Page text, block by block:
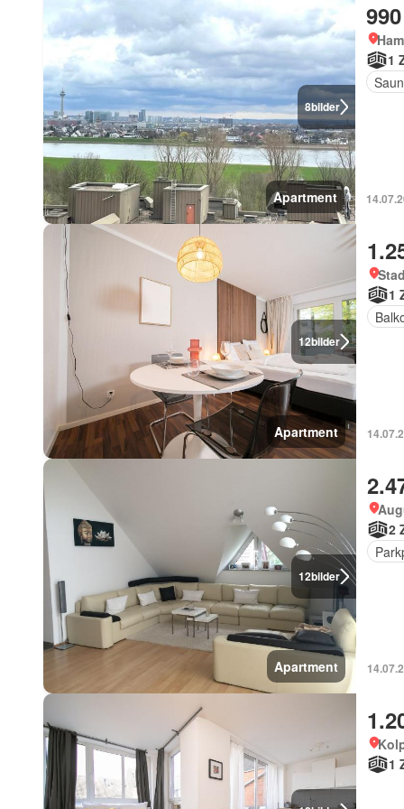
8bilder
Apartment
1
12bilder
Apartment
1
12bilder
Apartment
2
1